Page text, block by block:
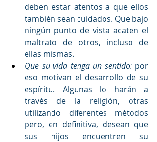
deben estar atentos a que ellos
también sean cuidados. Que bajo
ningún punto de vista acaten el
maltrato de otros, incluso de
ellas mismas.
Que su vida tenga un sentido: por
eso motivan el desarrollo de su
espíritu. Algunas lo harán a
través de la religión, otras
utilizando diferentes métodos
pero, en definitiva, desean que
sus hijos encuentren su